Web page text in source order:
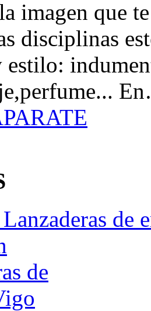
imagen que
disciplinas
estilo:
de